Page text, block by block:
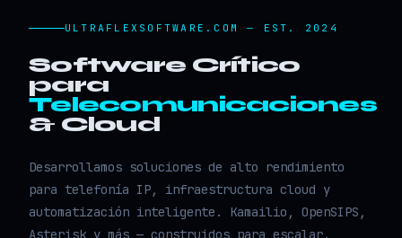
ULTRAFLEXSOFTWARE.COM — EST. 2024
Software Crítico
para
Telecomunicaciones
& Cloud
Desarrollamos soluciones de alto rendimiento
para telefonía IP, infraestructura cloud y
automatización inteligente. Kamailio, OpenSIPS,